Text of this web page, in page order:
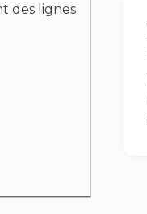
des lignes